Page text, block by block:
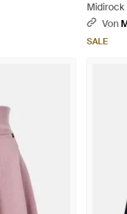
Midirock
-
Von
SALE